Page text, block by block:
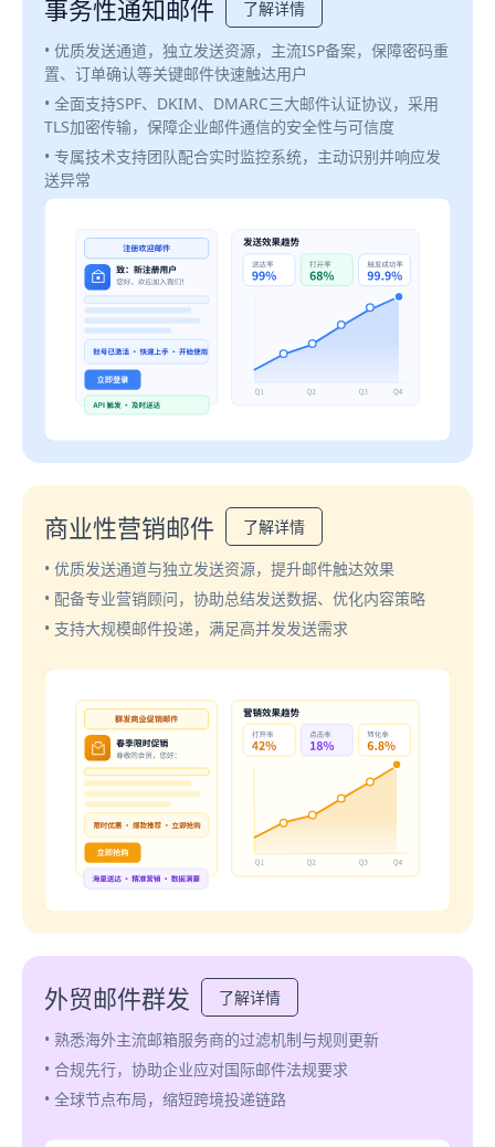
事务性通知邮件
了解详情
• 优质发送通道，独立发送资源，主流ISP备案，保障密码重
置、订单确认等关键邮件快速触达用户
• 全面支持SPF、DKIM、DMARC三大邮件认证协议，采用
TLS加密传输，保障企业邮件通信的安全性与可信度
• 专属技术支持团队配合实时监控系统，主动识别并响应发
送异常
商业性营销邮件
了解详情
• 优质发送通道与独立发送资源，提升邮件触达效果
• 配备专业营销顾问，协助总结发送数据、优化内容策略
• 支持大规模邮件投递，满足高并发发送需求
外贸邮件群发
了解详情
• 熟悉海外主流邮箱服务商的过滤机制与规则更新
• 合规先行，协助企业应对国际邮件法规要求
• 全球节点布局，缩短跨境投递链路